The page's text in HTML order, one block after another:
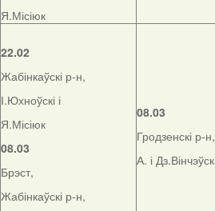
Я.Місіюк
22.02
Жабінкаўскі р-н,
І.Юхноўскі і
Я.Місіюк
08.03
Брэст,
Жабінкаўскі р-н,
08.03
Гродзенскі р-н,
А. і